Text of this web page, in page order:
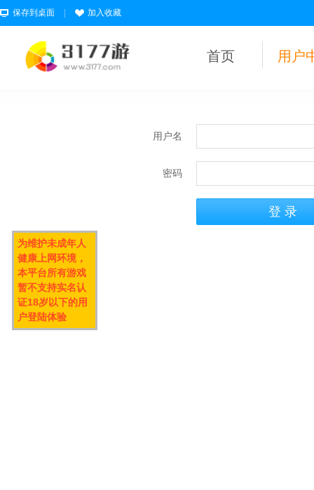
保存到桌面 加入收藏
首页 用户
用户名
密码
为维护未成年人
健康上网环境，
本平台所有游戏
暂不支持实名认
证18岁以下的用
户登陆体验